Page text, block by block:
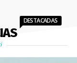
DESTACADAS